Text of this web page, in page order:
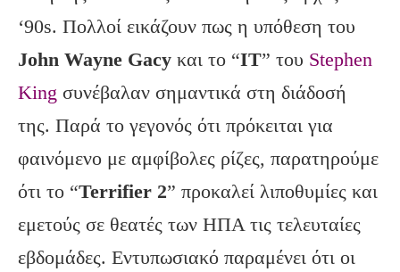
‘90s. Πολλοί εικάζουν πως η υπόθεση του
John Wayne Gacy και το “IT” του Stephen
King συνέβαλαν σημαντικά στη διάδοσή
της. Παρά το γεγονός ότι πρόκειται για
φαινόμενο με αμφίβολες ρίζες, παρατηρούμε
ότι το “Terrifier 2” προκαλεί λιποθυμίες και
εμετούς σε θεατές των ΗΠΑ τις τελευταίες
εβδομάδες. Εντυπωσιακό παραμένει ότι οι